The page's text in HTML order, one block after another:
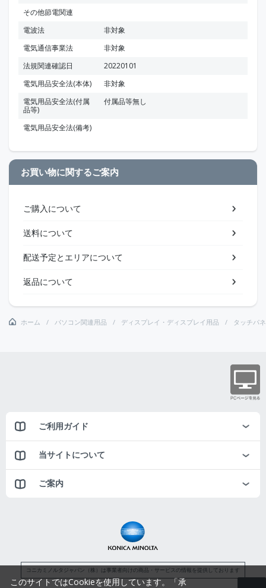
その他節電関連
電波法
非対象
電気通信事業法
非対象
法規関連確認日
20220101
電気用品安全法(本体)
非対象
電気用品安全法(付属
品等)
付属品等無し
電気用品安全法(備考)
お買い物に関するご案内
ご購入について
送料について
配送予定とエリアについて
返品について
ホーム パソコン関連用品 ディスプレイ・ディスプレイ用品 タッチパ
ご利用ガイド
当サイトについて
ご案内
コニカミノルタジャパン（株）は事業者向けの商品・サービスの情報を提供しております
このサイトではCookieを使用しています。「承